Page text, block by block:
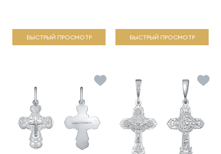
БЫСТРЫЙ ПРОСМОТР БЫСТРЫЙ ПРОСМОТР